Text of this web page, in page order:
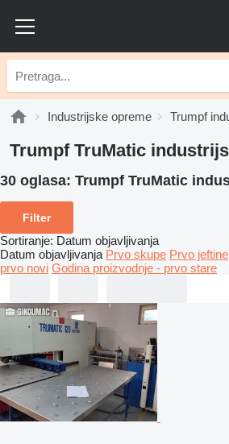
Industrijske opreme Trumpf
Trumpf TruMatic
30 oglasa: Trumpf TruMatic
Filter
Sortiranje: Datum objavljivanja
Datum objavljivanja Prvo skupe Prvo jeftine
prvo novi Godina proizvodnje - prvo stare